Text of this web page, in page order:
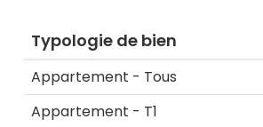
Typologie de bien
Appartement - Tous
Appartement - T1